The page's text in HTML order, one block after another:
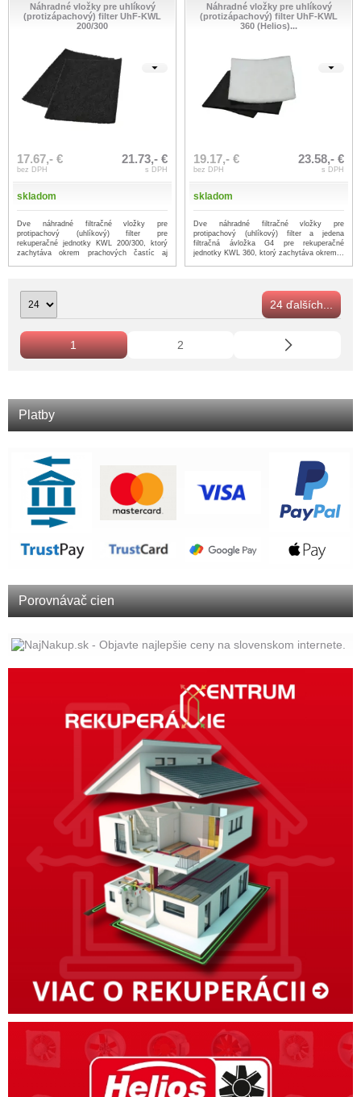
Platby
Porovnávač cien
Náhradné vložky pre uhlíkový
(protizápachový) filter UhF-KWL
200/300
17.67,- €
bez DPH
21.73,- €
s DPH
skladom
Dve náhradné filtračné vložky pre
protipachový (uhlíkový) filter pre
rekuperačné jednotky KWL 200/300, ktorý
zachytáva okrem prachových častíc aj
Náhradné vložky pre uhlíkový
(protizápachový) filter UhF-KWL
360 (Helios)...
19.17,- €
bez DPH
23.58,- €
s DPH
skladom
Dve náhradné filtračné vložky pre
protipachový (uhlíkový) filter a jedena
filtračná ávložka G4 pre rekuperačné
jednotky KWL 360, ktorý zachytáva okrem...
24 ďalších...
1 2